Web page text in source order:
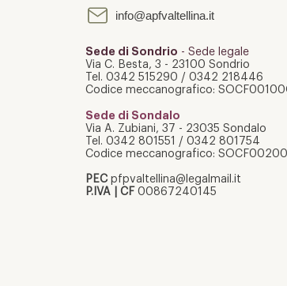
info@apfvaltellina.it
Sede di Sondrio - Sede legale
Via C. Besta, 3 - 23100 Sondrio
Tel. 0342 515290 / 0342 218446
Codice meccanografico:
Sede di Sondalo
Via A. Zubiani, 37 - 23035 Sondalo
Tel. 0342 801551 / 0342 801754
​Codice meccanografico:
PEC pfpvaltellina@legalmail.it
P.IVA | CF 00867240145